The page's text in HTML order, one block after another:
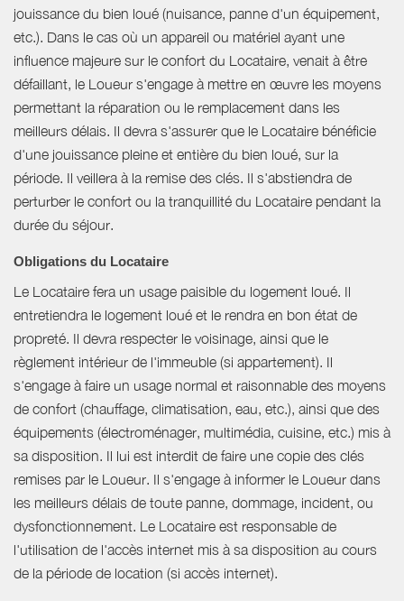
jouissance du bien loué (nuisance, panne d'un équipement,
etc.). Dans le cas où un appareil ou matériel ayant une
influence majeure sur le confort du Locataire, venait à être
défaillant, le Loueur s'engage à mettre en œuvre les moyens
permettant la réparation ou le remplacement dans les
meilleurs délais. Il devra s'assurer que le Locataire bénéficie
d'une jouissance pleine et entière du bien loué, sur la
période. Il veillera à la remise des clés. Il s'abstiendra de
perturber le confort ou la tranquillité du Locataire pendant la
durée du séjour.
Obligations du Locataire
Le Locataire fera un usage paisible du logement loué. Il
entretiendra le logement loué et le rendra en bon état de
propreté. Il devra respecter le voisinage, ainsi que le
règlement intérieur de l'immeuble (si appartement). Il
s'engage à faire un usage normal et raisonnable des moyens
de confort (chauffage, climatisation, eau, etc.), ainsi que des
équipements (électroménager, multimédia, cuisine, etc.) mis à
sa disposition. Il lui est interdit de faire une copie des clés
remises par le Loueur. Il s'engage à informer le Loueur dans
les meilleurs délais de toute panne, dommage, incident, ou
dysfonctionnement. Le Locataire est responsable de
l'utilisation de l'accès internet mis à sa disposition au cours
de la période de location (si accès internet).